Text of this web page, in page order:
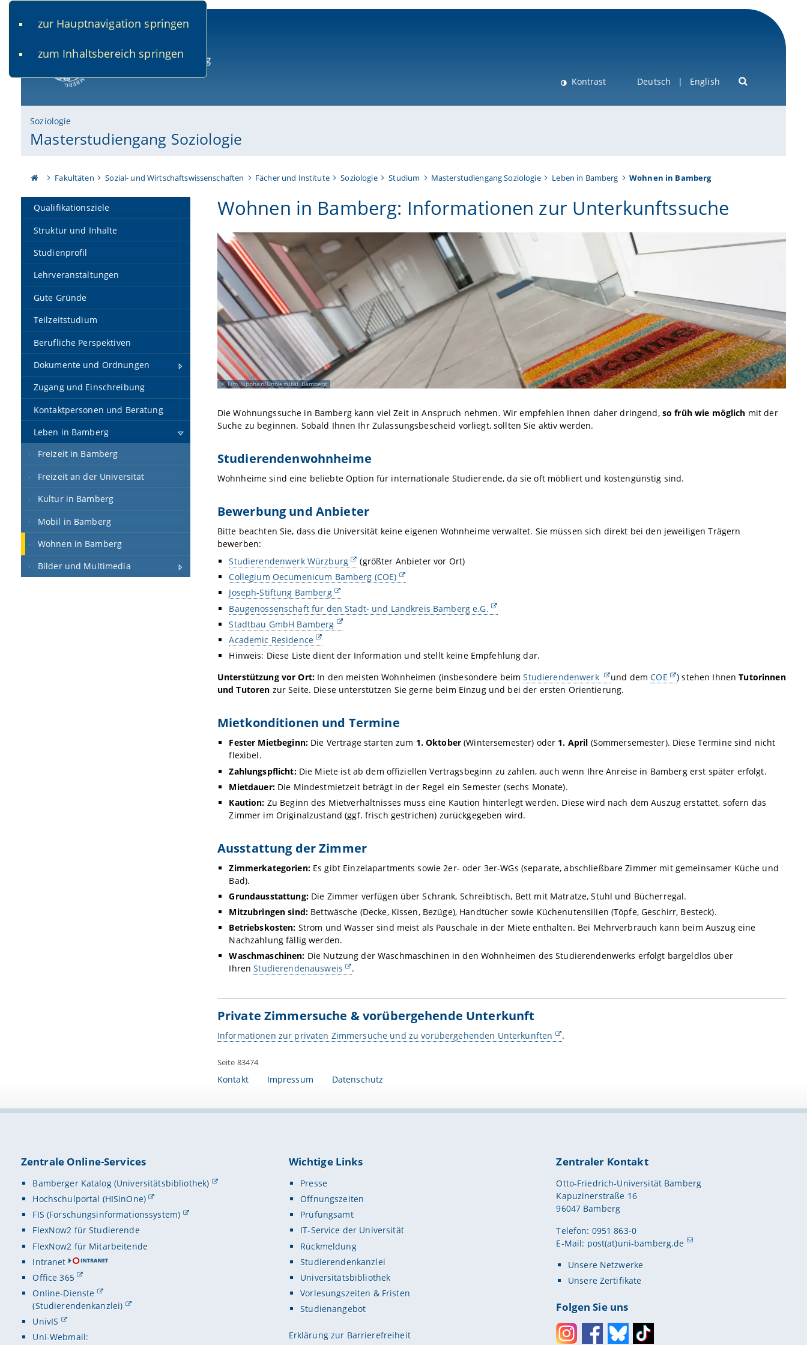
zur Hauptnavigation springen
zum Inhaltsbereich springen
Kontrast Deutsch English
Soziologie
Masterstudiengang Soziologie
Fakultäten Sozial- und Wirtschaftswissenschaften Fächer und Institute Soziologie Studium Masterstudiengang Soziologie Leben in Bamberg Wohnen in Bamberg
Qualifikationsziele
Struktur und Inhalte
Studienprofil
Lehrveranstaltungen
Gute Gründe
Teilzeitstudium
Berufliche Perspektiven
Dokumente und Ordnungen
Zugang und Einschreibung
Kontaktpersonen und Beratung
Leben in Bamberg
Freizeit in Bamberg
Freizeit an der Universität
Kultur in Bamberg
Mobil in Bamberg
Wohnen in Bamberg
Bilder und Multimedia
Wohnen in Bamberg: Informationen zur Unterkunftssuche
Tim Kipphan/Universität Bamberg
Die Wohnungssuche in Bamberg kann viel Zeit in Anspruch nehmen. Wir empfehlen Ihnen daher dringend, so früh wie möglich mit der
Suche zu beginnen. Sobald Ihnen Ihr Zulassungsbescheid vorliegt, sollten Sie aktiv werden.
Studierendenwohnheime
Wohnheime sind eine beliebte Option für internationale Studierende, da sie oft möbliert und kostengünstig sind.
Bewerbung und Anbieter
Bitte beachten Sie, dass die Universität keine eigenen Wohnheime verwaltet. Sie müssen sich direkt bei den jeweiligen Trägern
bewerben:
StudierendenwerkWürzburg
(größter Anbieter vor Ort)
Collegium Oecumenicum Bamberg (COE)
Joseph-Stiftung Bamberg
Baugenossenschaft für den Stadt- und Landkreis Bamberg e.G.
Stadtbau GmbH Bamberg
Academic Residence
Hinweis: Diese Liste dient der Information und stellt keine Empfehlung dar.
Unterstützung vor Ort:In den meisten Wohnheimen (insbesondere beimStudierendenwerk und demCOE ) stehen IhnenTutorinnen
und Tutoren zur Seite. Diese unterstützen Sie gerne beim Einzug und bei der ersten Orientierung.
Mietkonditionen und Termine
Fester Mietbeginn:Die Verträge starten zum 1. Oktober (Wintersemester) oder 1. April (Sommersemester). Diese Termine sind nicht
flexibel.
Zahlungspflicht:Die Miete ist ab dem offiziellen Vertragsbeginn zu zahlen, auch wenn Ihre Anreise in Bamberg erst später erfolgt.
Mietdauer:Die Mindestmietzeit beträgt in der Regel ein Semester (sechs Monate).
Kaution: Zu Beginn des Mietverhältnisses muss eine Kaution hinterlegt werden. Diese wird nach dem Auszug erstattet, sofern das
Zimmer im Originalzustand (ggf. frisch gestrichen) zurückgegeben wird.
Ausstattung der Zimmer
Zimmerkategorien:Es gibt Einzelapartments sowie 2er- oder 3er-WGs (separate, abschließbare Zimmer mit gemeinsamer Küche und
Bad).
Grundausstattung:Die Zimmer verfügen über Schrank, Schreibtisch, Bett mit Matratze, Stuhl und Bücherregal.
Mitzubringen sind:Bettwäsche (Decke, Kissen, Bezüge), Handtücher sowie Küchenutensilien (Töpfe, Geschirr, Besteck).
Betriebskosten: Strom und Wasser sind meist als Pauschale in der Miete enthalten. Bei Mehrverbrauch kann beim Auszug eine
Nachzahlung fällig werden.
Waschmaschinen: Die Nutzung der Waschmaschinen in den Wohnheimen des Studierendenwerks erfolgt bargeldlos über
IhrenStudierendenausweis .
Private Zimmersuche & vorübergehende Unterkunft
Informationen zur privaten Zimmersuche und zu vorübergehenden Unterkünften .
Seite 83474
Kontakt Impressum Datenschutz
Zentrale Online-Services
Bamberger Katalog (Universitätsbibliothek)
Hochschulportal (HISinOne)
FIS (Forschungsinformationssystem)
FlexNow2 für Studierende
FlexNow2 für Mitarbeitende
Intranet
Office 365
Online-Dienste
(Studierendenkanzlei)
UnivIS
Uni-Webmail:
Wichtige Links
Presse
Öffnungszeiten
Prüfungsamt
IT-Service der Universität
Rückmeldung
Studierendenkanzlei
Universitätsbibliothek
Vorlesungszeiten & Fristen
Studienangebot
Erklärung zur Barrierefreiheit
Zentraler Kontakt
Otto-Friedrich-Universität Bamberg
Kapuzinerstraße 16
96047 Bamberg
Telefon: 0951 863-0
E-Mail: post(at)uni-bamberg.de
Unsere Netzwerke
Unsere Zertifikate
Folgen Sie uns